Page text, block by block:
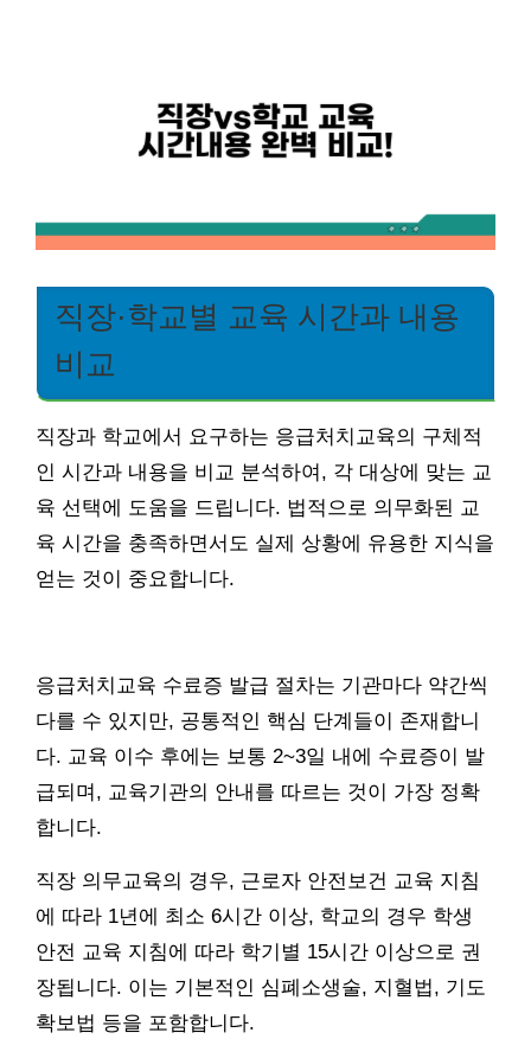
직장·학교별 교육 시간과 내용
비교
직장과 학교에서 요구하는 응급처치교육의 구체적
인 시간과 내용을 비교 분석하여, 각 대상에 맞는 교
육 선택에 도움을 드립니다. 법적으로 의무화된 교
육 시간을 충족하면서도 실제 상황에 유용한 지식을
얻는 것이 중요합니다.
응급처치교육 수료증 발급 절차는 기관마다 약간씩
다를 수 있지만, 공통적인 핵심 단계들이 존재합니
다. 교육 이수 후에는 보통 2~3일 내에 수료증이 발
급되며, 교육기관의 안내를 따르는 것이 가장 정확
합니다.
직장 의무교육의 경우, 근로자 안전보건 교육 지침
에 따라 1년에 최소 6시간 이상, 학교의 경우 학생
안전 교육 지침에 따라 학기별 15시간 이상으로 권
장됩니다. 이는 기본적인 심폐소생술, 지혈법, 기도
확보법 등을 포함합니다.